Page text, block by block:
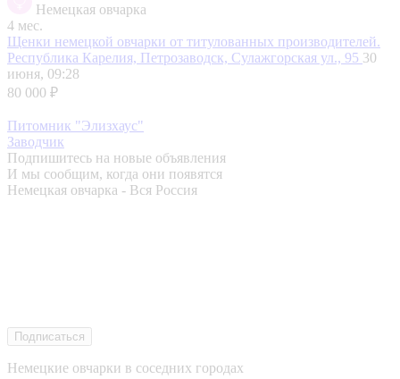
Немецкая овчарка
4 мес.
Щенки немецкой овчарки от титулованных производителей.
Республика Карелия, Петрозаводск, Сулажгорская ул., 95 30
июня, 09:28
80 000 ₽
Питомник "Элизхаус"
Заводчик
Подпишитесь на новые объявления
И мы сообщим, когда они появятся
Немецкая овчарка - Вся Россия
Подписаться
Немецкие овчарки в соседних городах